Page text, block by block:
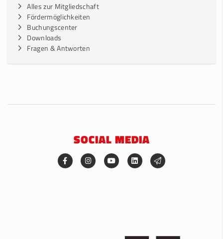
Alles zur Mitgliedschaft
Fördermöglichkeiten
Buchungscenter
Downloads
Fragen & Antworten
SOCIAL MEDIA